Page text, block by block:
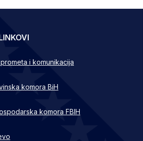
i komunikacija
komora BiH
komora FBIH